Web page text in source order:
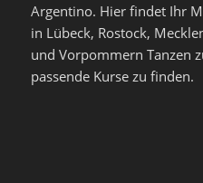
Argentino. Hier findet Ihr
in Lübeck, Rostock,
und Vorpommern Tanzen
passende Kurse zu finden.